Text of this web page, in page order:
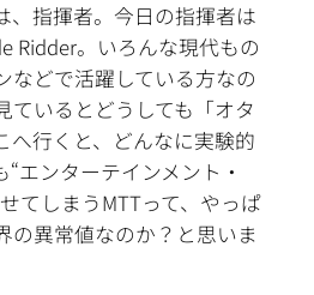
、指揮者。今日の指揮者は
Ridder。いろんな現代もの
などで活躍している方なの
ているとどうしても「オタ
へ行くと、どんなに実験的
エンターテインメント・
てしまうMTTって、やっぱ
の異常値なのか？と思いま